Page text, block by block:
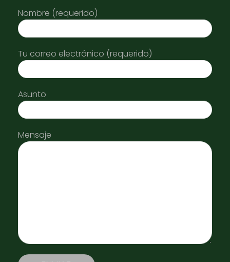
Nombre (requerido)
Tu correo electrónico (requerido)
Asunto
Mensaje